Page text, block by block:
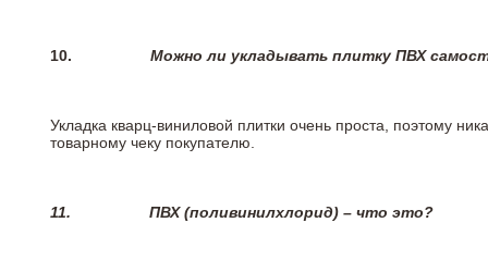
10. Можно ли укладывать плитку ПВХ
Укладка кварц-виниловой плитки очень проста, поэтому
товарному чеку покупателю.
11. ПВХ (поливинилхлорид) – что это?